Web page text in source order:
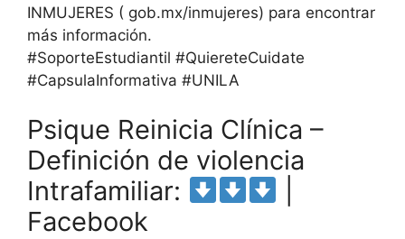
INMUJERES ( gob.mx/inmujeres) para encontrar
más información.
#SoporteEstudiantil #QuiereteCuidate
#CapsulaInformativa #UNILA
Psique Reinicia Clínica –
Definición de violencia
Intrafamiliar:
Facebook